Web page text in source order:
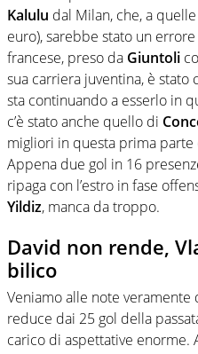
Kalulu dal Milan, che, a
euro), sarebbe stato un
francese, preso da Giuntoli
sua carriera juventina, è stato
sta continuando a esserlo in
c’è stato anche quello di
migliori in questa prima parte
Appena due gol in 16
ripaga con l’estro in fase
Yildiz, manca da troppo.
David non rende,
bilico
Veniamo alle note veramente
reduce dai 25 gol della
carico di aspettative enorme.